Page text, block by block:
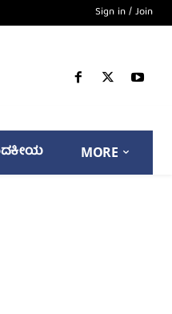
Sign in / Join
MORE